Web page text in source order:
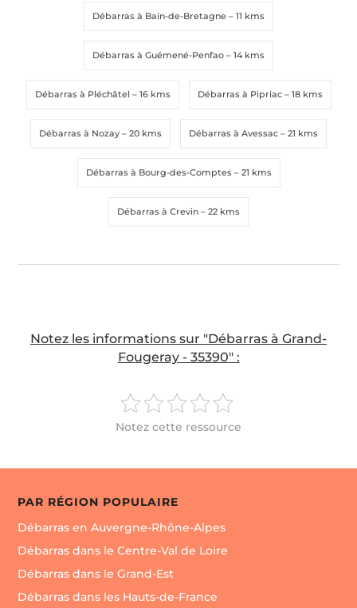
Débarras à Bain-de-Bretagne – 11 kms
Débarras à Guémené-Penfao – 14 kms
Débarras à Pléchâtel – 16 kms Débarras à Pipriac– 18 kms
Débarras à Nozay – 20 kms Débarras à Avessac – 21 kms
Débarras à Bourg-des-Comptes– 21 kms
Débarras à Crevin – 22 kms
Notez les informations sur "Débarras à Grand-
Fougeray - 35390" :
Notez cette ressource
PAR RÉGION POPULAIRE
Débarras en Auvergne-Rhône-Alpes
Débarras dans le Centre-Val de Loire
Débarras dans le Grand-Est
Débarras dans les Hauts-de-France